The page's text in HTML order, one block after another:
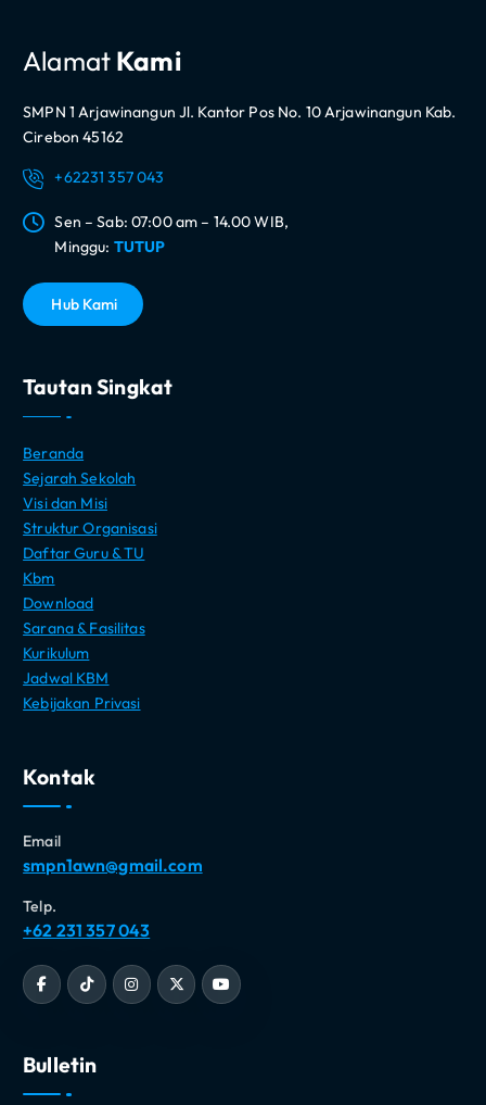
AlamatKami
SMPN 1 Arjawinangun Jl. Kantor Pos No. 10 Arjawinangun Kab.
Cirebon 45162
+62231 357 043
Sen – Sab: 07:00 am – 14.00 WIB,
Minggu: TUTUP
Hub Kami
Tautan Singkat
Beranda
Sejarah Sekolah
Visi dan Misi
Struktur Organisasi
Daftar Guru & TU
Kbm
Download
Sarana & Fasilitas
Kurikulum
Jadwal KBM
Kebijakan Privasi
Kontak
Email
smpn1awn@gmail.com
Telp.
+62 231 357 043
Bulletin